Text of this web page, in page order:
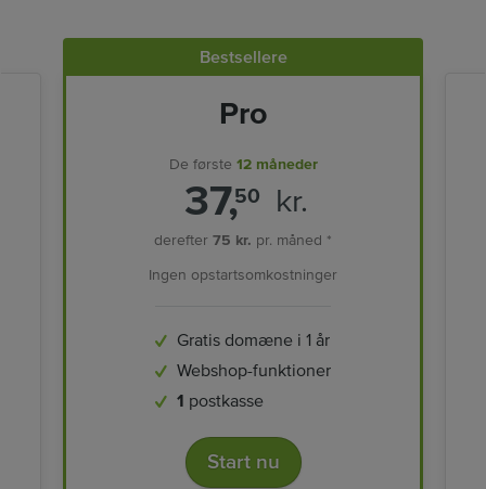
Bestsellere
Pro
De første 12 måneder
37,50 kr.
derefter 75 kr. pr. måned *
Ingen opstartsomkostninger
Gratis domæne i 1 år
Webshop-funktioner
1 postkasse
Start nu